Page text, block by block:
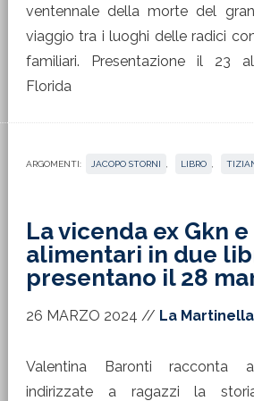
ventennale della morte del
viaggio tra i luoghi delle radici
familiari. Presentazione il 23
Florida
ARGOMENTI: JACOPO STORNI LIBRO
La vicenda ex Gkn
alimentari in due
presentano il 28
26 MARZO 2024 // La
Valentina Baronti racconta
indirizzate a ragazzi la